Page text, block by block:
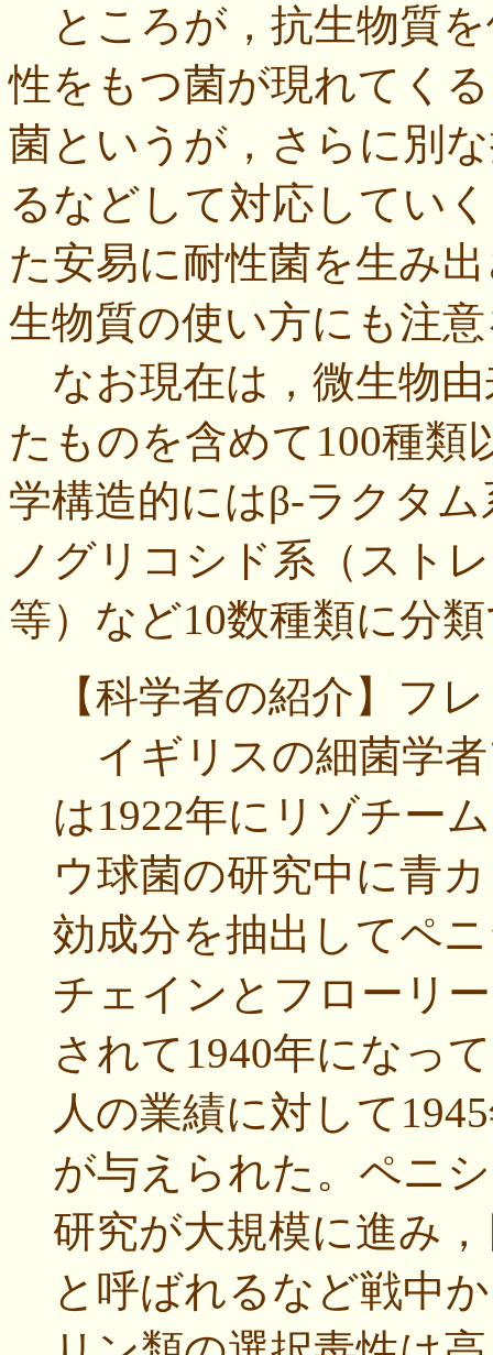
ところが，抗生物質
性をもつ菌が現れてく
菌というが，さらに別
るなどして対応してい
た安易に耐性菌を生み
生物質の使い方にも注
なお現在は，微生物
たものを含めて100種類
学構造的にはβ-ラクタ
ノグリコシド系（スト
等）など10数種類に分
【科学者の紹介】フ
イギリスの細菌学者
は1922年にリゾチー
ウ球菌の研究中に青
効成分を抽出してペ
チェインとフローリ
されて1940年になっ
人の業績に対して
が与えられた。ペニ
研究が大規模に進み
と呼ばれるなど戦中